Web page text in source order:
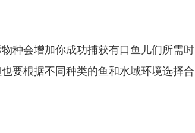
种会增加你成功捕获有口鱼儿们所需时
要根据不同种类的鱼和水域环境选择合